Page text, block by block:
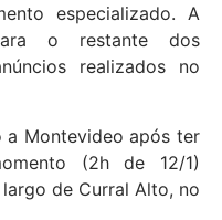
especializado. A
o restante dos
realizados no
a Montevideo após ter
(2h de 12/1)
de Curral Alto, no